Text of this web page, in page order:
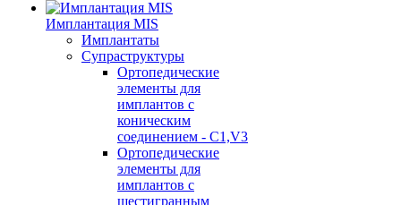
Имплантация MIS
Имплантаты
Супраструктуры
Ортопедические
элементы для
имплантов с
коническим
соединением - C1,V3
Ортопедические
элементы для
имплантов с
шестигранным